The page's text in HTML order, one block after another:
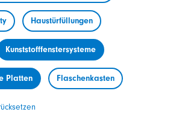
Haustürfüllungen
Kunststofffenstersysteme
Platten Flaschenkasten